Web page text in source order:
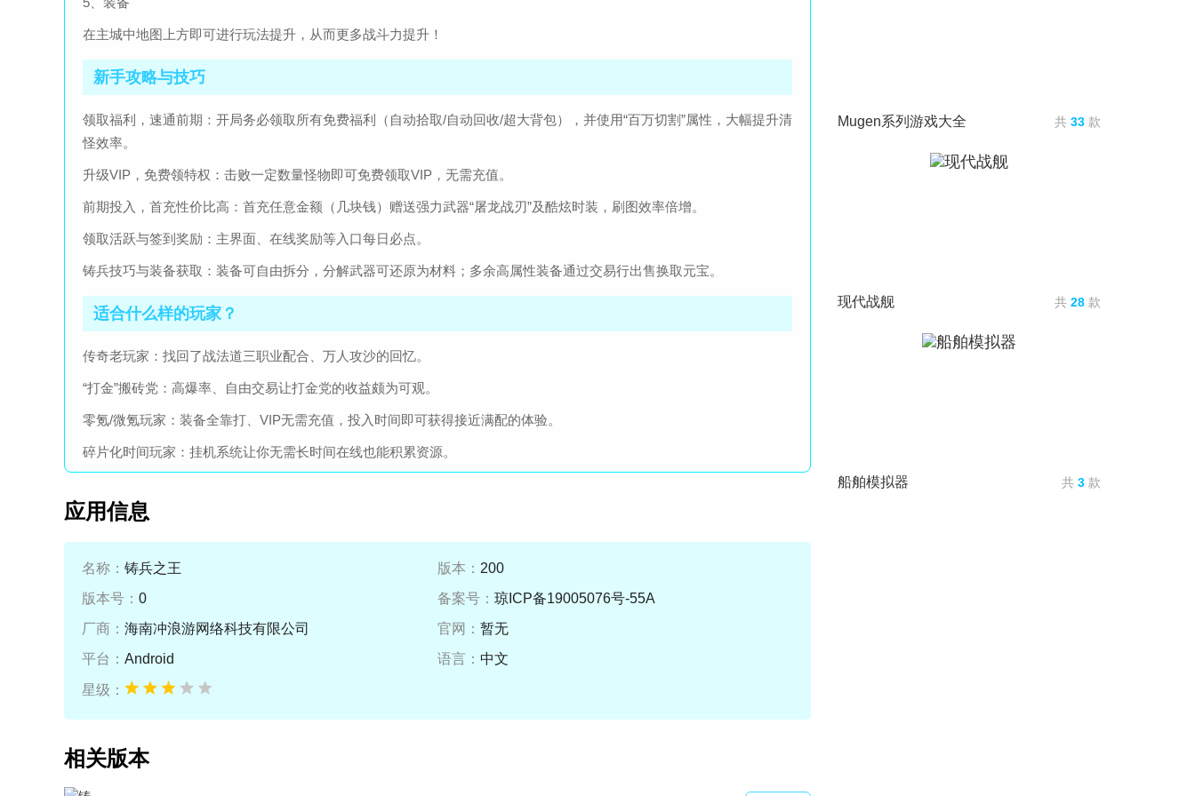
在主城中地图上方即可进行玩法提升，从而更多战斗力提升！
新手攻略与技巧
领取福利，速通前期：开局务必领取所有免费福利（自动拾取/自动回收/超大背包），并使用“百万切割”属性，大幅提升清
怪效率。
升级VIP，免费领特权：击败一定数量怪物即可免费领取VIP，无需充值。
前期投入，首充性价比高：首充任意金额（几块钱）赠送强力武器“屠龙战刃”及酷炫时装，刷图效率倍增。
领取活跃与签到奖励：主界面、在线奖励等入口每日必点。
铸兵技巧与装备获取：装备可自由拆分，分解武器可还原为材料；多余高属性装备通过交易行出售换取元宝。
适合什么样的玩家？
传奇老玩家：找回了战法道三职业配合、万人攻沙的回忆。
“打金”搬砖党：高爆率、自由交易让打金党的收益颇为可观。
零氪/微氪玩家：装备全靠打、VIP无需充值，投入时间即可获得接近满配的体验。
碎片化时间玩家：挂机系统让你无需长时间在线也能积累资源。
应用信息
名称： 铸兵之王 版本： 200
版本号： 0 备案号： 琼ICP备19005076号-55A
厂商： 海南冲浪游网络科技有限公司 官网： 暂无
平台： Android 语言： 中文
星级：
相关版本
Mugen系列游戏大全 共 33 款
现代战舰 共 28 款
船舶模拟器 共 3 款